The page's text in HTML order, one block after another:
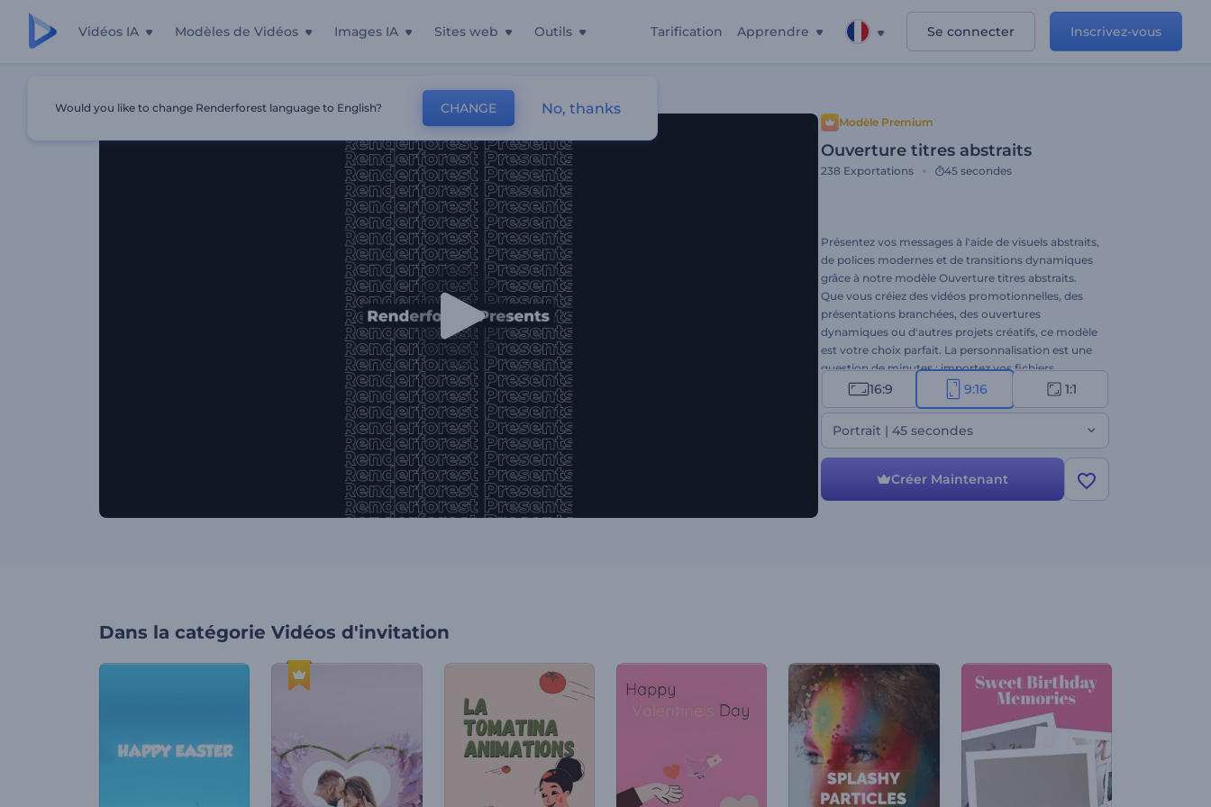
Vidéos IA Modèles de Vidéos Images IA Sites web Outils Tarification Apprendre Se connecter Inscrivez-vous
Modèle Premium
Ouverture titres abstraits
238 Exportations 45 secondes
Présentez vos messages à l'aide de visuels abstraits,
de polices modernes et de transitions dynamiques
grâce à notre modèle Ouverture titres abstraits.
Que vous créiez des vidéos promotionnelles, des
présentations branchées, des ouvertures
dynamiques ou d'autres projets créatifs, ce modèle
est votre choix parfait. La personnalisation est une
question de minutes : importez vos fichiers
multimédias, tapez votre texte, insérez votre logo
et animez votre vidéo avec une musique
entraînante ou votre voix off. Essayez dès
maintenant et captivez votre public avec des titres
abstraits !
16:9 9:16 1:1
Portrait | 45 secondes
Créer Maintenant
Dans la catégorie Vidéos d'invitation
Would you like to change Renderforest language to English? CHANGE No, thanks